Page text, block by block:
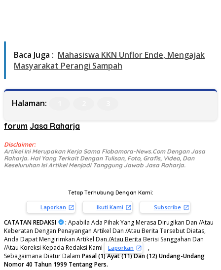
Baca Juga : Mahasiswa KKN Unflor Ende, Mengajak
Masyarakat Perangi Sampah
Halaman:
forum Jasa Raharja
Disclaimer:
Artikel Ini Merupakan Kerja Sama Flobamora-News.Com Dengan Jasa
Raharja. Hal Yang Terkait Dengan Tulisan, Foto, Grafis, Video, Dan
Keseluruhan Isi Artikel Menjadi Tanggung Jawab Jasa Raharja.
Tetap Terhubung Dengan Kami:
Laporkan Ikuti Kami Subscribe
CATATAN REDAKSI : Apabila Ada Pihak Yang Merasa Dirugikan Dan /Atau
Keberatan Dengan Penayangan Artikel Dan /Atau Berita Tersebut Diatas,
Anda Dapat Mengirimkan Artikel Dan /Atau Berita Berisi Sanggahan Dan
/Atau Koreksi Kepada Redaksi Kami
Laporkan
,
Sebagaimana Diatur Dalam Pasal (1) Ayat (11) Dan (12) Undang-Undang
Nomor 40 Tahun 1999 Tentang Pers.